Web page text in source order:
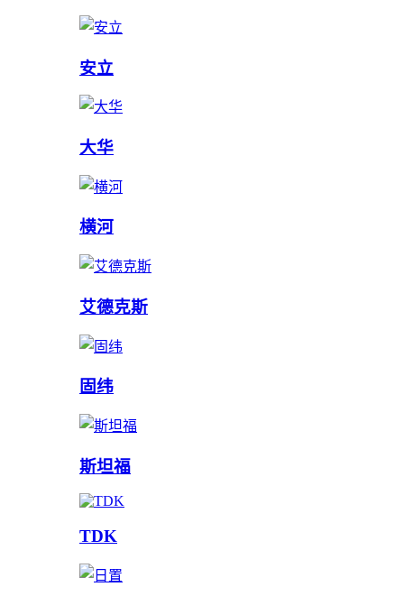
安立
大华
横河
艾德克斯
固纬
斯坦福
TDK